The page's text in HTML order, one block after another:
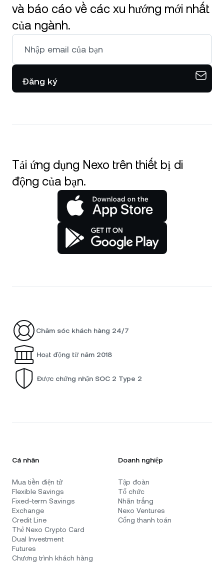
và báo cáo về các xu hướng mới nhất
của ngành.
Đăng ký
Tải ứng dụng Nexo trên thiết bị di
động của bạn.
Chăm sóc khách hàng 24/7
Hoạt động từ năm 2018
Được chứng nhận SOC 2 Type 2
Cá nhân
Mua tiền điện tử
Flexible Savings
Fixed-term Savings
Exchange
Credit Line
Thẻ Nexo Crypto Card
Dual Investment
Futures
Chương trình khách hàng
Doanh nghiệp
Tập đoàn
Tổ chức
Nhãn trắng
Nexo Ventures
Cổng thanh toán